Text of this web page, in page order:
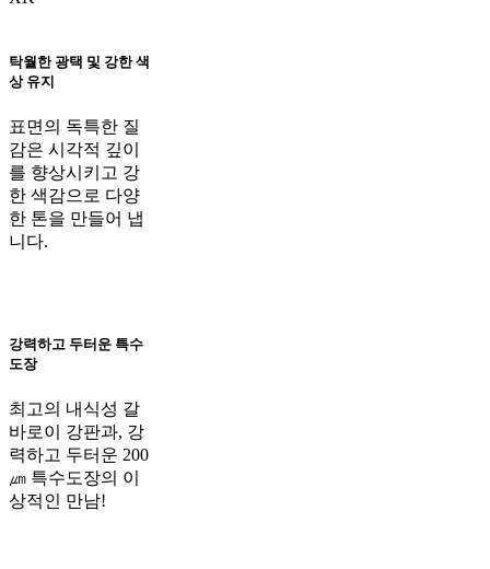
탁월한 광택 및 강한 색
상 유지
표면의 독특한 질
감은 시각적 깊이
를 향상시키고 강
한 색감으로 다양
한 톤을 만들어 냅
니다.
강력하고 두터운 특수
도장
최고의 내식성 갈
바로이 강판과, 강
력하고 두터운 200
㎛ 특수도장의 이
상적인 만남!